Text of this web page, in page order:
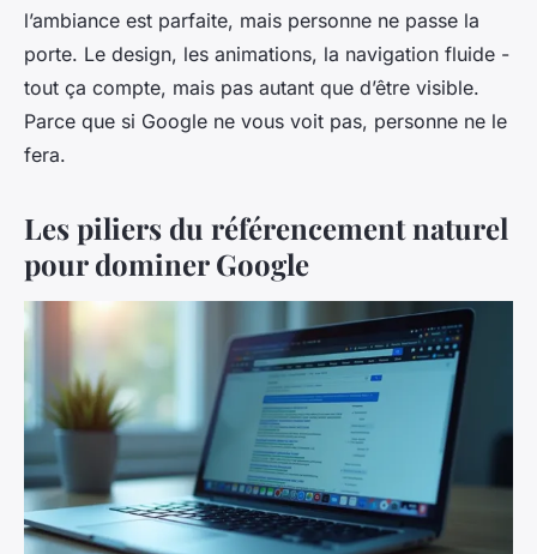
l’ambiance est parfaite, mais personne ne passe la
porte. Le design, les animations, la navigation fluide -
tout ça compte, mais pas autant que d’être visible.
Parce que si Google ne vous voit pas, personne ne le
fera.
Les piliers du référencement naturel
pour dominer Google